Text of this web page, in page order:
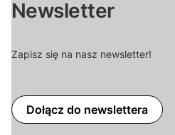
Newsletter
Zapisz się na nasz newsletter!
Dołącz do newslettera